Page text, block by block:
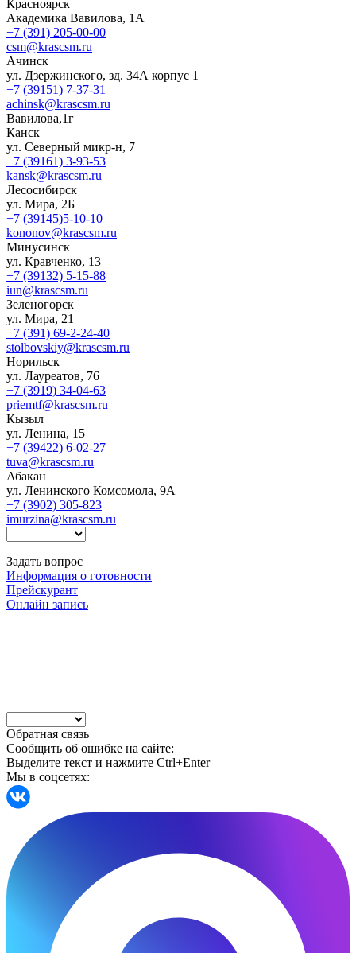
Красноярск
Академика Вавилова, 1А
+7 (391) 205-00-00
csm@krascsm.ru
Ачинск
ул. Дзержинского, зд. 34А корпус 1
+7 (39151) 7-37-31
achinsk@krascsm.ru
Вавилова,1г
Канск
ул. Северный микр-н, 7
+7 (39161) 3-93-53
kansk@krascsm.ru
Лесосибирск
ул. Мира, 2Б
+7 (39145)5-10-10
kononov@krascsm.ru
Минусинск
ул. Кравченко, 13
+7 (39132) 5-15-88
iun@krascsm.ru
Зеленогорск
ул. Мира, 21
+7 (391) 69-2-24-40
stolbovskiy@krascsm.ru
Норильск
ул. Лауреатов, 76
+7 (3919) 34-04-63
priemtf@krascsm.ru
Кызыл
ул. Ленина, 15
+7 (39422) 6-02-27
tuva@krascsm.ru
Абакан
ул. Ленинского Комсомола, 9А
+7 (3902) 305-823
imurzina@krascsm.ru
Задать вопрос
Информация о готовности
Прейскурант
Онлайн запись
Обратная связь
Сообщить об ошибке на сайте:
Выделите текст и нажмите Ctrl+Enter
Мы в соцсетях: